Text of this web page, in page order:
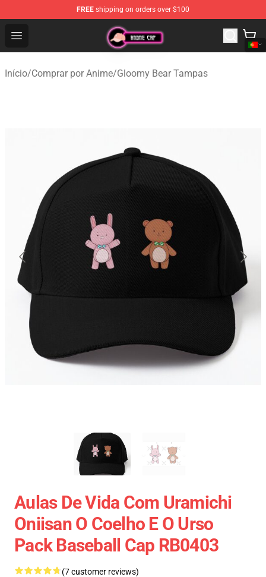
FREE shipping on orders over $100
Open menu
Anime Cap Shop - The Best Store of Anime Cap
Início/Comprar por Anime/Gloomy Bear Tampas
Aulas De Vida Com Uramichi
Oniisan O Coelho E O Urso
Pack Baseball Cap RB0403
(7 customer reviews)